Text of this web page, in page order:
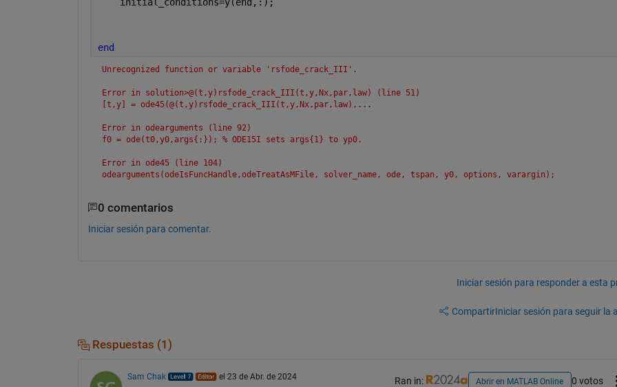
end
Unrecognized function or variable 'rsfode_crack_III'.
Error in solution>@(t,y)rsfode_crack_III(t,y,Nx,par,law) (line 51)
[t,y] = ode45(@(t,y)rsfode_crack_III(t,y,Nx,par,law),...
Error in odearguments (line 92)
f0 = ode(t0,y0,args{:}); % ODE15I sets args{1} to yp0.
Error in ode45 (line 104)
odearguments(odeIsFuncHandle,odeTreatAsMFile, solver_name, ode, tspan, y0, options, varargin);
0 comentarios
Iniciar sesión para comentar.
Iniciar sesión para responder a esta
CompartirIniciar sesión para seguir la
Respuestas (1)
Sam Chak el 23 de Abr. de 2024 Ran in: Abrir en MATLAB Online 0 votos